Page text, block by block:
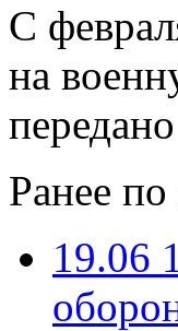
С
на
Ранее по
19.06